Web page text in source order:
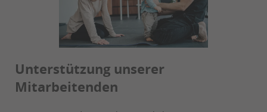
Unterstützung unserer
Mitarbeitenden